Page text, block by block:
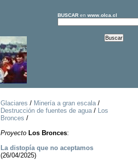
BUSCARen www.olca.cl
Glaciares / Minería a gran escala/
Destrucción de fuentes de agua/ Los
Bronces /
Proyecto Los Bronces:
La distopía que no aceptamos
(26/04/2025)